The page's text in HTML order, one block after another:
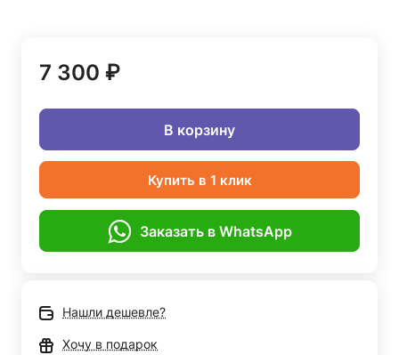
7 300 ₽
В корзину
Купить в 1 клик
Заказать в WhatsApp
Нашли дешевле?
Хочу в подарок